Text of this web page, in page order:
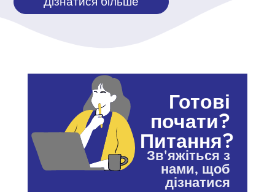
Готові
почати?
Питання?
Зв'яжіться з
нами, щоб
дізнатися